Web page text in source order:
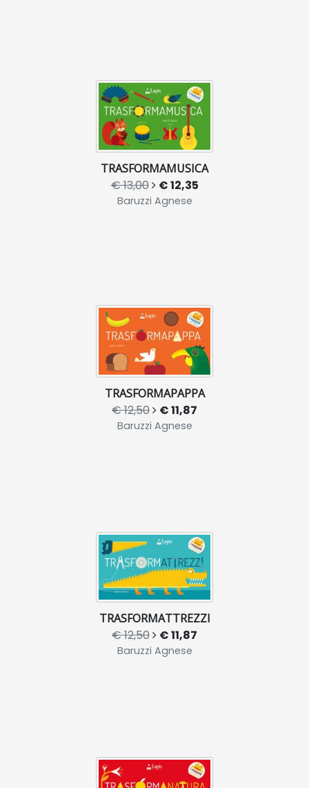
TRASFORMAMUSICA
€ 13,00 € 12,35
Baruzzi Agnese
TRASFORMAPAPPA
€ 12,50 € 11,87
Baruzzi Agnese
TRASFORMATTREZZI
€ 12,50 € 11,87
Baruzzi Agnese